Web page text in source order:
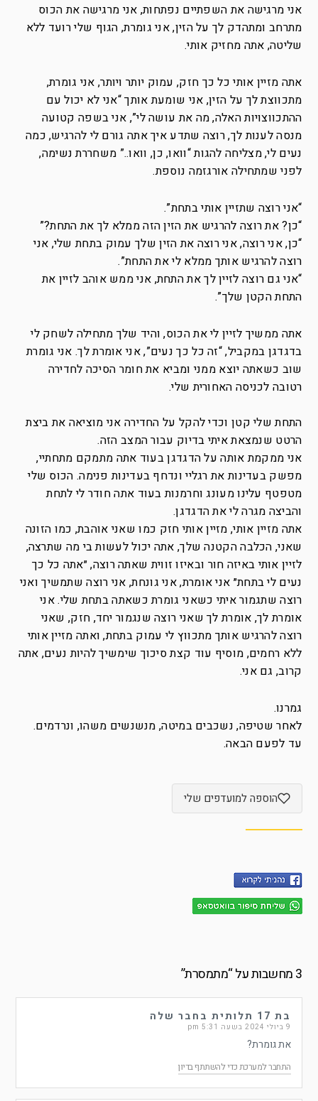
אני מרגישה את השפתיים נפתחות, אני מרגישה את הכוס
מתרחב ומתהדק לך על הזין, אני גומרת, הגוף שלי רועד ללא
שליטה, אתה מחזיק אותי.
אתה מזיין אותי כל כך חזק, עמוק יותר ויותר, אני גומרת,
מתכווצת לך על הזין, אני שומעת אותך “אני לא יכול עם
ההתכווצויות האלה, מה את עושה לי”, אני בשפה קטועה
מנסה לענות לך, רוצה שתדע איך אתה גורם לי להרגיש, כמה
נעים לי, מצליחה להגות “וואו, כן, וואו..” משחררת נשימה,
לפני שמתחילה אורגזמה נוספת.
“אני רוצה שתזיין אותי בתחת”.
“כן? את רוצה להרגיש את הזין הזה ממלא לך את התחת?”
“כן, אני רוצה, אני רוצה את הזין שלך עמוק בתחת שלי, אני
רוצה להרגיש אותך ממלא לי את התחת”.
“אני גם רוצה לזיין לך את התחת, אני ממש אוהב לזיין את
התחת הקטן שלך”.
אתה ממשיך לזיין לי את הכוס, והיד שלך מתחילה לשחק לי
בדגדגן במקביל, “זה כל כך נעים”, אני אומרת לך. אני גומרת
שוב כשאתה יוצא ממני ומביא את חומר הסיכה לחדירה
רטובה לכניסה האחורית שלי.
התחת שלי קטן וכדי להקל על החדירה אני מוציאה את ביצת
הרטט שנמצאת איתי בדיוק עבור המצב הזה.
אני ממקמת אותה על הדגדגן בעוד אתה מתמקם מתחתיי,
מפשק בעדינות את רגליי ונדחף בעדינות פנימה. הכוס שלי
מטפטף עלינו מעונג וחרמנות בעוד אתה חודר לי לתחת
והביצה מגרה לי את הדגדגן.
אתה מזיין אותי, מזיין אותי חזק כמו שאני אוהבת, כמו הזונה
שאני, הכלבה הקטנה שלך, אתה יכול לעשות בי מה שתרצה,
לזיין אותי באיזה חור ובאיזו זווית שאתה רוצה, ״אתה כל כך
נעים לי בתחת״ אני אומרת, אני גונחת, אני רוצה שתמשיך ואני
רוצה שתגמור איתי כשאני גומרת כשאתה בתחת שלי. אני
אומרת לך, אומרת לך שאני רוצה שנגמור יחד, חזק, שאני
רוצה להרגיש אותך מתכווץ לי עמוק בתחת, ואתה מזיין אותי
ללא רחמים, מוסיף עוד קצת סיכוך שימשיך להיות נעים, אתה
קרוב, גם אני.
גמרנו.
לאחר שטיפה, נשכבים במיטה, מנשנשים משהו, ונרדמים.
עד לפעם הבאה.
הוספה למועדפים שלי
3 מחשבות על “ מתמסרת”
בת 17 תלותית בחבר שלה
9 ביולי 2024 בשעה 5:31 pm
את גומרת?
התחבר למערכת כדי להשתתף בדיון